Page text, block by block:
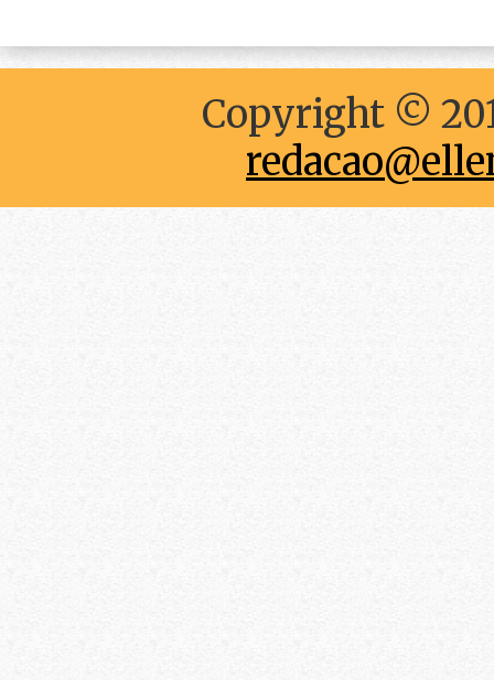
Copyright ©